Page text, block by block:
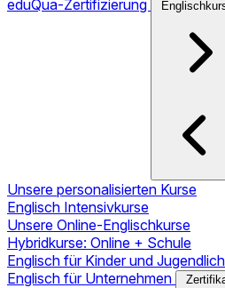
eduQua-Zertifizierung
Unsere personalisierten Kurse
Englisch Intensivkurse
Unsere Online-Englischkurse
Hybridkurse: Online + Schule
Englisch für Kinder und
Englisch für Unternehmen